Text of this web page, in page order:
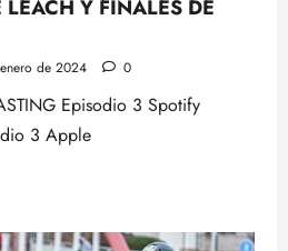
Y FINALES DE
de 2024 0
Episodio 3 Spotify
3 Apple